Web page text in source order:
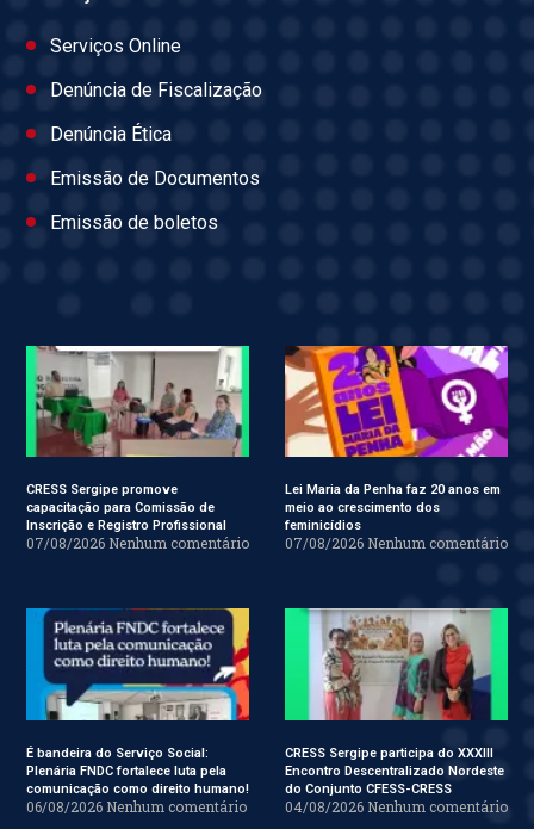
Serviços Online
Denúncia de Fiscalização
Denúncia Ética
Emissão de Documentos
Emissão de boletos
CRESS Sergipe promove
capacitação para Comissão de
Inscrição e Registro Profissional
07/08/2026 Nenhum comentário
Lei Maria da Penha faz 20 anos em
meio ao crescimento dos
feminicídios
07/08/2026 Nenhum comentário
É bandeira do Serviço Social:
Plenária FNDC fortalece luta pela
comunicação como direito humano!
06/08/2026 Nenhum comentário
CRESS Sergipe participa do XXXIII
Encontro Descentralizado Nordeste
do Conjunto CFESS-CRESS
04/08/2026 Nenhum comentário